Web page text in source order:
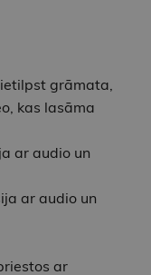
grāmata,
kas lasāma
ar audio un
ar audio un
ar